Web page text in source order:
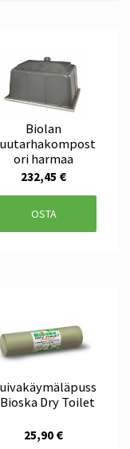
Biolan
ori harmaa
232,45 €
OSTA
Dry Toilet
25,90 €